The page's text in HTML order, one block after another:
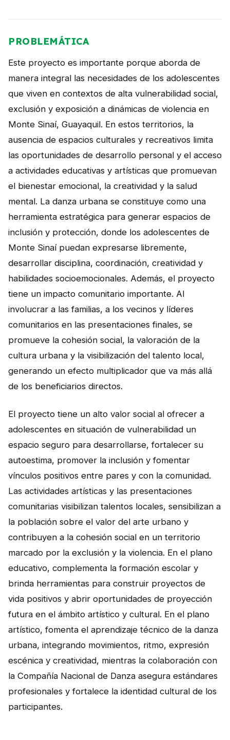
PROBLEMÁTICA
Este proyecto es importante porque aborda de
manera integral las necesidades de los adolescentes
que viven en contextos de alta vulnerabilidad social,
exclusión y exposición a dinámicas de violencia en
Monte Sinaí, Guayaquil. En estos territorios, la
ausencia de espacios culturales y recreativos limita
las oportunidades de desarrollo personal y el acceso
a actividades educativas y artísticas que promuevan
el bienestar emocional, la creatividad y la salud
mental. La danza urbana se constituye como una
herramienta estratégica para generar espacios de
inclusión y protección, donde los adolescentes de
Monte Sinaí puedan expresarse libremente,
desarrollar disciplina, coordinación, creatividad y
habilidades socioemocionales. Además, el proyecto
tiene un impacto comunitario importante. Al
involucrar a las familias, a los vecinos y líderes
comunitarios en las presentaciones finales, se
promueve la cohesión social, la valoración de la
cultura urbana y la visibilización del talento local,
generando un efecto multiplicador que va más allá
de los beneficiarios directos.
El proyecto tiene un alto valor social al ofrecer a
adolescentes en situación de vulnerabilidad un
espacio seguro para desarrollarse, fortalecer su
autoestima, promover la inclusión y fomentar
vínculos positivos entre pares y con la comunidad.
Las actividades artísticas y las presentaciones
comunitarias visibilizan talentos locales, sensibilizan a
la población sobre el valor del arte urbano y
contribuyen a la cohesión social en un territorio
marcado por la exclusión y la violencia. En el plano
educativo, complementa la formación escolar y
brinda herramientas para construir proyectos de
vida positivos y abrir oportunidades de proyección
futura en el ámbito artístico y cultural. En el plano
artístico, fomenta el aprendizaje técnico de la danza
urbana, integrando movimientos, ritmo, expresión
escénica y creatividad, mientras la colaboración con
la Compañía Nacional de Danza asegura estándares
profesionales y fortalece la identidad cultural de los
participantes.